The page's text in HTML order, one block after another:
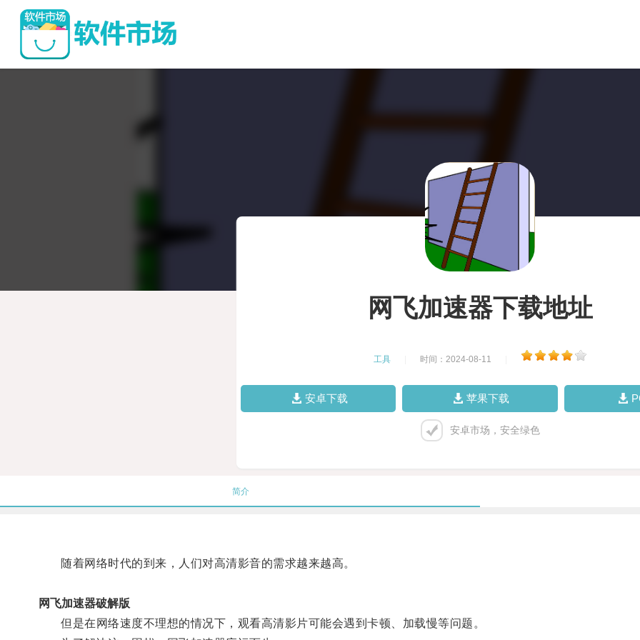
网飞加速器下载地址
工具 时间：2024-08-11
安卓下载 苹果下载
安卓市场，安全绿色
简介
随着网络时代的到来，人们对高清影音的需求越来越高。
网飞加速器破解版
但是在网络速度不理想的情况下，观看高清影片可能会遇到卡顿、加载慢等问题。